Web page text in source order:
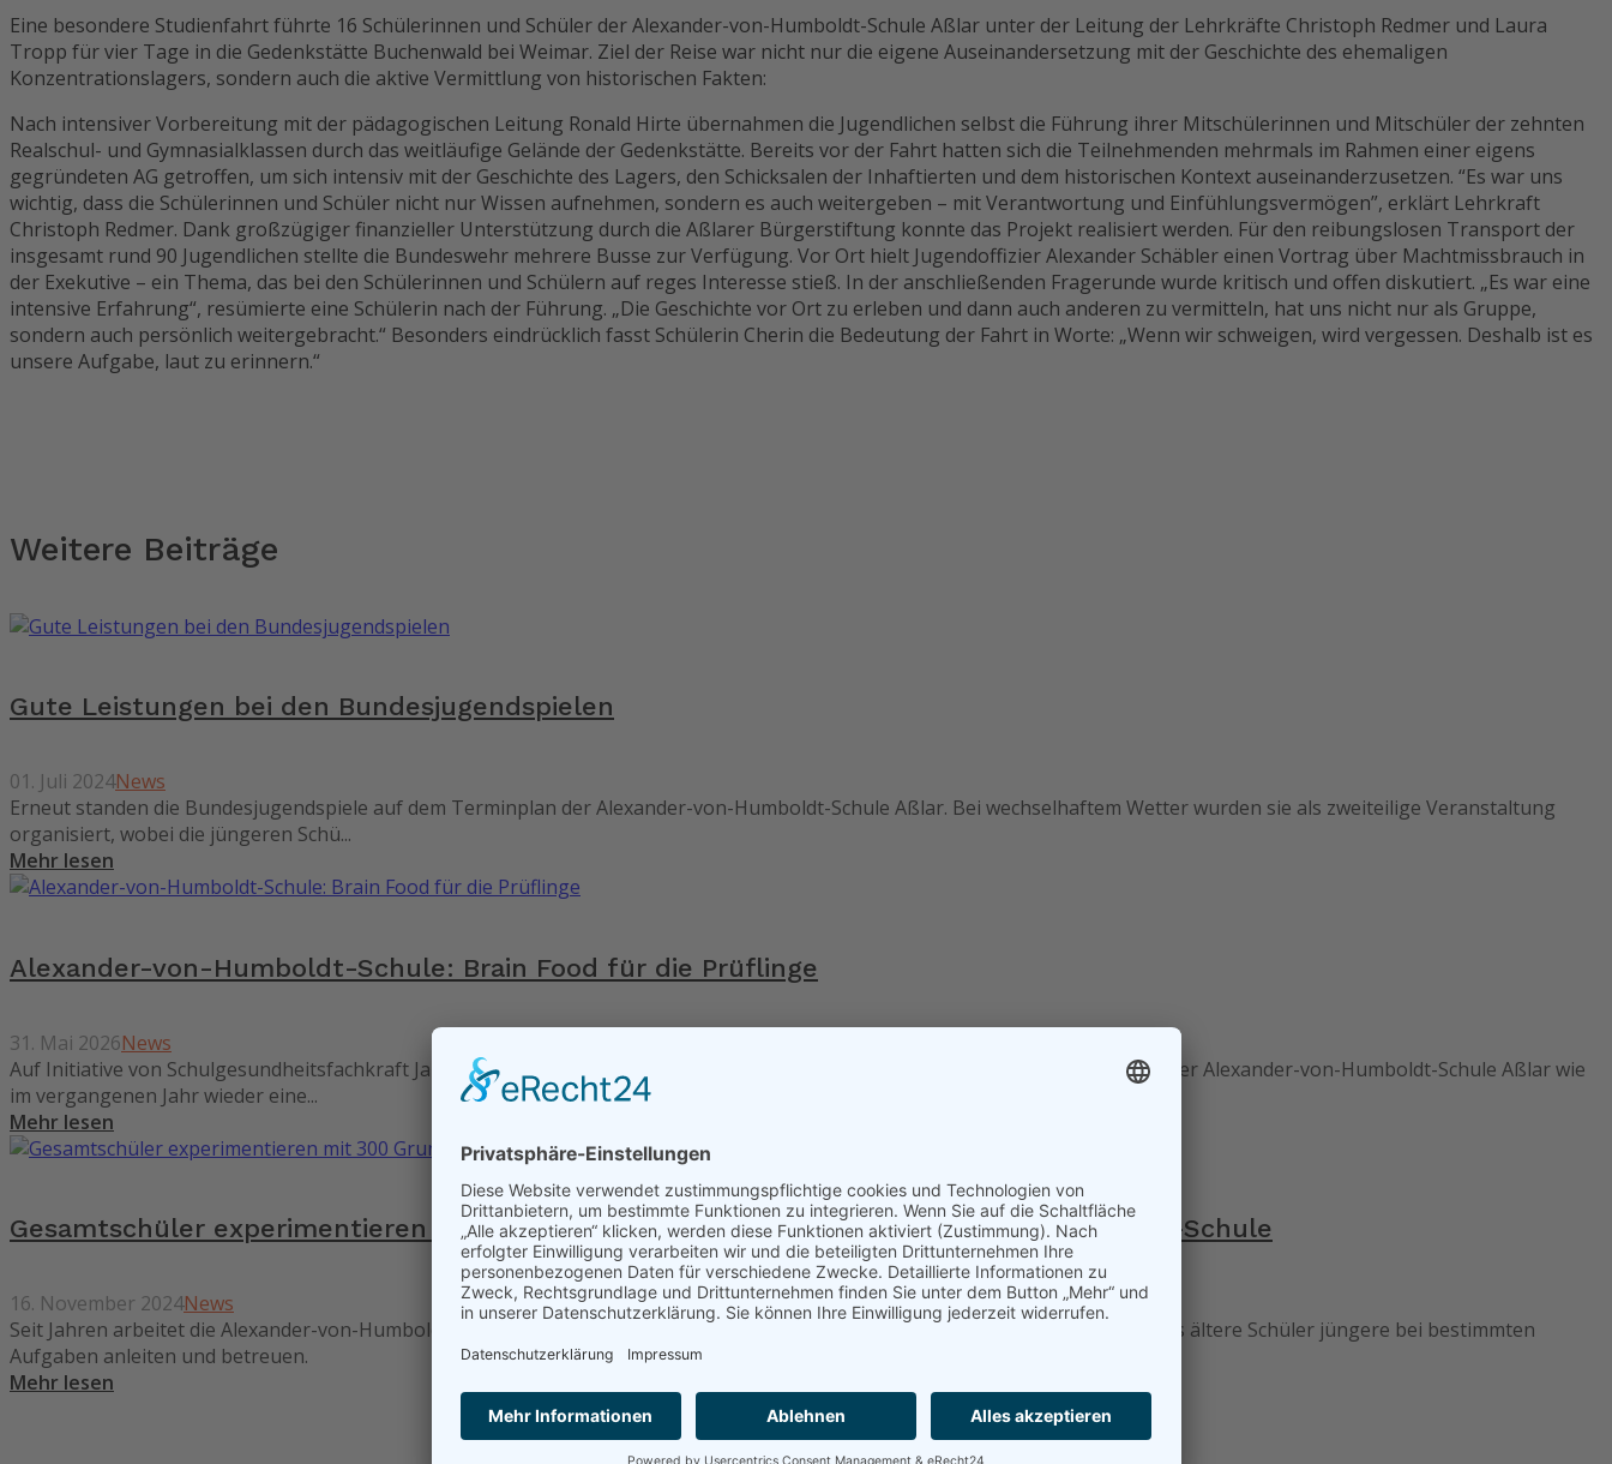
Eine besondere Studienfahrt führte 16 Schülerinnen und Schüler der Alexander-von-Humboldt-Schule Aßlar unter der Leitung der Lehrkräfte Christoph Redmer und Laura
Tropp für vier Tage in die Gedenkstätte Buchenwald bei Weimar. Ziel der Reise war nicht nur die eigene Auseinandersetzung mit der Geschichte des ehemaligen
Konzentrationslagers, sondern auch die aktive Vermittlung von historischen Fakten:
Nach intensiver Vorbereitung mit der pädagogischen Leitung Ronald Hirte übernahmen die Jugendlichen selbst die Führung ihrer Mitschülerinnen und Mitschüler der zehnten
Realschul- und Gymnasialklassen durch das weitläufige Gelände der Gedenkstätte. Bereits vor der Fahrt hatten sich die Teilnehmenden mehrmals im Rahmen einer eigens
gegründeten AG getroffen, um sich intensiv mit der Geschichte des Lagers, den Schicksalen der Inhaftierten und dem historischen Kontext auseinanderzusetzen. “Es war uns
wichtig, dass die Schülerinnen und Schüler nicht nur Wissen aufnehmen, sondern es auch weitergeben – mit Verantwortung und Einfühlungsvermögen”, erklärt Lehrkraft
Christoph Redmer. Dank großzügiger finanzieller Unterstützung durch die Aßlarer Bürgerstiftung konnte das Projekt realisiert werden. Für den reibungslosen Transport der
insgesamt rund 90 Jugendlichen stellte die Bundeswehr mehrere Busse zur Verfügung. Vor Ort hielt Jugendoffizier Alexander Schäbler einen Vortrag über Machtmissbrauch in
der Exekutive – ein Thema, das bei den Schülerinnen und Schülern auf reges Interesse stieß. In der anschließenden Fragerunde wurde kritisch und offen diskutiert. „Es war eine
intensive Erfahrung“, resümierte eine Schülerin nach der Führung. „Die Geschichte vor Ort zu erleben und dann auch anderen zu vermitteln, hat uns nicht nur als Gruppe,
sondern auch persönlich weitergebracht.“ Besonders eindrücklich fasst Schülerin Cherin die Bedeutung der Fahrt in Worte: „Wenn wir schweigen, wird vergessen. Deshalb ist es
unsere Aufgabe, laut zu erinnern.“
Weitere Beiträge
Gute Leistungen bei den Bundesjugendspielen
01. Juli 2024News
Erneut standen die Bundesjugendspiele auf dem Terminplan der Alexander-von-Humboldt-Schule Aßlar. Bei wechselhaftem Wetter wurden sie als zweiteilige Veranstaltung
organisiert, wobei die jüngeren Schü...
Mehr lesen
Alexander-von-Humboldt-Schule: Brain Food für die Prüflinge
31. Mai 2026News
Auf Initiative von Schulgesundheitsfachkraft Janina Rösch haben die Schülerinnen und Schüler der Abschlussklassen 10R und 9H der Alexander-von-Humboldt-Schule Aßlar wie
im vergangenen Jahr wieder eine...
Mehr lesen
Gesamtschüler experimentieren mit 300 Grundschülern an der Alexander-von-Humboldt-Schule
16. November 2024News
Seit Jahren arbeitet die Alexander-von-Humboldt-Schule erfolgreich mit dem Prinzip der Schülermentoren, das darauf basiert, dass ältere Schüler jüngere bei bestimmten
Aufgaben anleiten und betreuen.
Mehr lesen